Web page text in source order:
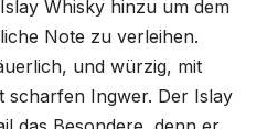
Whisky hinzu um dem
Note zu verleihen.
und würzig, mit
scharfen Ingwer. Der Islay